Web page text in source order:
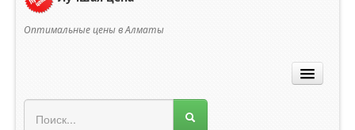
Оптимальные цены в Алматы